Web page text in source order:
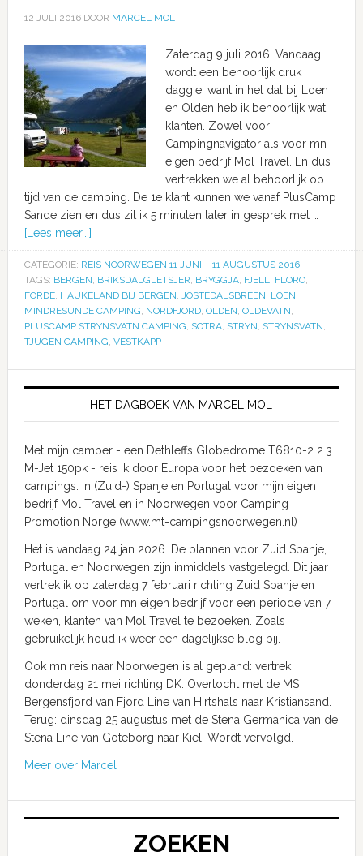
12 JULI 2016DOOR MARCEL MOL
Zaterdag 9 juli 2016. Vandaag
wordt een behoorlijk druk
daggie, want in het dal bij Loen
en Olden heb ik behoorlijk wat
klanten. Zowel voor
Campingnavigator als voor mn
eigen bedrijf Mol Travel. En dus
vertrekken we al behoorlijk op
tijd van de camping. De 1e klant kunnen we vanaf PlusCamp
Sande zien en dus zit ik 5 minuten later in gesprek met …
[Lees meer...]
CATEGORIE: REIS NOORWEGEN 11 JUNI – 11 AUGUSTUS 2016
TAGS: BERGEN, BRIKSDALGLETSJER, BRYGGJA, FJELL, FLORO,
FORDE, HAUKELAND BIJ BERGEN, JOSTEDALSBREEN, LOEN,
MINDRESUNDE CAMPING, NORDFJORD, OLDEN, OLDEVATN,
PLUSCAMP STRYNSVATN CAMPING, SOTRA, STRYN, STRYNSVATN,
TJUGEN CAMPING, VESTKAPP
HET DAGBOEK VAN MARCEL MOL
Met mijn camper - een Dethleffs Globedrome T6810-2 2.3
M-Jet 150pk - reis ik door Europa voor het bezoeken van
campings. In (Zuid-) Spanje en Portugal voor mijn eigen
bedrijf Mol Travel en in Noorwegen voor Camping
Promotion Norge (www.mt-campingsnoorwegen.nl)
Het is vandaag 24 jan 2026. De plannen voor Zuid Spanje,
Portugal en Noorwegen zijn inmiddels vastgelegd. Dit jaar
vertrek ik op zaterdag 7 februari richting Zuid Spanje en
Portugal om voor mn eigen bedrijf voor een periode van 7
weken, klanten van Mol Travel te bezoeken. Zoals
gebruikelijk houd ik weer een dagelijkse blog bij.
Ook mn reis naar Noorwegen is al gepland: vertrek
donderdag 21 mei richting DK. Overtocht met de MS
Bergensfjord van Fjord Line van Hirtshals naar Kristiansand.
Terug: dinsdag 25 augustus met de Stena Germanica van de
Stena Line van Goteborg naar Kiel. Wordt vervolgd.
Meer over Marcel
ZOEKEN